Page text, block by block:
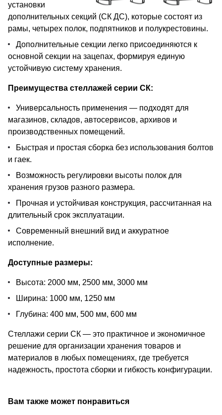
установки
дополнительных секций (СК ДС), которые состоят из
рамы, четырех полок, подпятников и полукрестовины.
Дополнительные секции легко присоединяются к
основной секции на зацепах, формируя единую
устойчивую систему хранения.
Преимущества стеллажей серии СК:
Универсальность применения — подходят для
магазинов, складов, автосервисов, архивов и
производственных помещений.
Быстрая и простая сборка без использования болтов
и гаек.
Возможность регулировки высоты полок для
хранения грузов разного размера.
Прочная и устойчивая конструкция, рассчитанная на
длительный срок эксплуатации.
Современный внешний вид и аккуратное
исполнение.
Доступные размеры:
Высота: 2000 мм, 2500 мм, 3000 мм
Ширина: 1000 мм, 1250 мм
Глубина: 400 мм, 500 мм, 600 мм
Стеллажи серии СК — это практичное и экономичное
решение для организации хранения товаров и
материалов в любых помещениях, где требуется
надежность, простота сборки и гибкость конфигурации.
Вам также может понравиться